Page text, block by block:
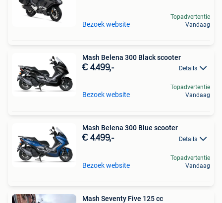
Bezoek website
Topadvertentie
Vandaag
Mash Belena 300 Black scooter
€ 4.499,- Details
Bezoek website
Topadvertentie
Vandaag
Mash Belena 300 Blue scooter
€ 4.499,- Details
Bezoek website
Topadvertentie
Vandaag
Mash Seventy Five 125 cc